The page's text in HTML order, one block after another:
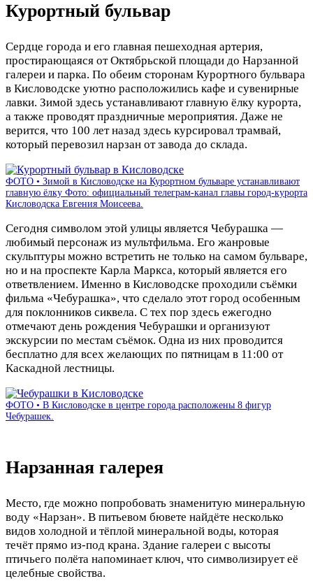
Курортный бульвар
Сердце города и его главная пешеходная артерия,
простирающаяся от Октябрьской площади до Нарзанной
галереи и парка. По обеим сторонам Курортного бульвара
в Кисловодске уютно расположились кафе и сувенирные
лавки. Зимой здесь устанавливают главную ёлку курорта,
а также проводят праздничные мероприятия. Даже не
верится, что 100 лет назад здесь курсировал трамвай,
который перевозил нарзан от завода до склада.
ФОТО • Зимой в Кисловодске на Курортном бульваре устанавливают
главную ёлку Фото: официальный телеграм-канал главы город-курорта
Кисловодска Евгения Моисеева.
Сегодня символом этой улицы является Чебурашка —
любимый персонаж из мультфильма. Его жанровые
скульптуры можно встретить не только на самом бульваре,
но и на проспекте Карла Маркса, который является его
ответвлением. Именно в Кисловодске проходили съёмки
фильма «Чебурашка», что сделало этот город особенным
для поклонников сиквела. С тех пор здесь ежегодно
отмечают день рождения Чебурашки и организуют
экскурсии по местам съёмок. Одна из них проводится
бесплатно для всех желающих по пятницам в 11:00 от
Каскадной лестницы.
ФОТО • В Кисловодске в центре города расположены 8 фигур
Чебурашек.
Нарзанная галерея
Место, где можно попробовать знаменитую минеральную
воду «Нарзан». В питьевом бювете найдёте несколько
видов холодной и тёплой минеральной воды, которая
течёт прямо из-под крана. Здание галереи с высоты
птичьего полёта напоминает ключ, что символизирует её
целебные свойства.